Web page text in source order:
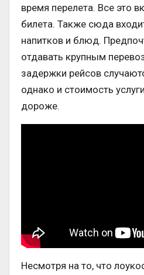
время перелета. Все это
билета. Также сюда
напитков и блюд.
отдавать крупным
задержки рейсов
однако и стоимость
дороже.
Несмотря на то, что